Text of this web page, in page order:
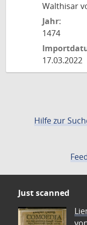
Walthisar
Jahr:
1474
17.03.2022
Hilfe zur
Just scanned